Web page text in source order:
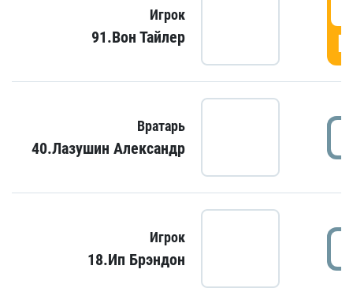
Игрок
91.Вон Тайлер
Вратарь
40.Лазушин Александр
Игрок
18.Ип Брэндон